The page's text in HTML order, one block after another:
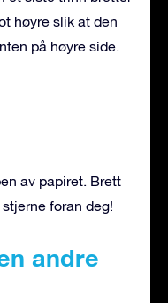
høyre slik at den
på høyre side.
av papiret. Brett
foran deg!
andre